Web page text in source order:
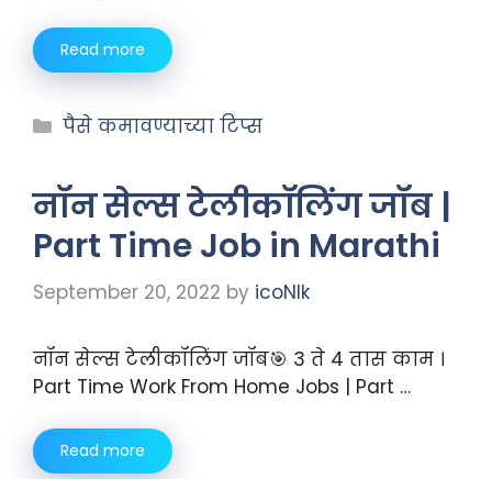
Read more
पैसे कमावण्याच्या टिप्स
नॉन सेल्स टेलीकॉलिंग जॉब |
Part Time Job in Marathi
September 20, 2022 by icoNIk
नॉन सेल्स टेलीकॉलिंग जॉब🎯 3 ते 4 तास काम ।
Part Time Work From Home Jobs | Part …
Read more